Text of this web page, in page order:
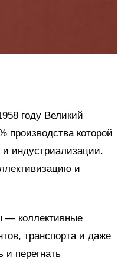
году Великий
производства которой
и индустриализации.
и
— коллективные
транспорта и даже
и перегнать